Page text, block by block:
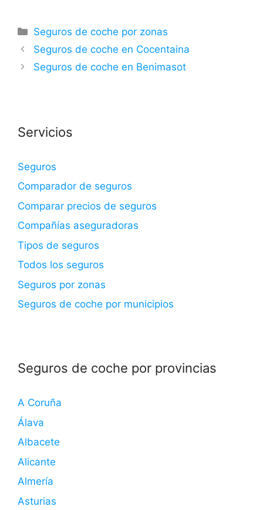
Categorías
Seguros de coche por zonas
Seguros de coche en Cocentaina
Seguros de coche en Benimasot
Servicios
Seguros
Comparador de seguros
Comparar precios de seguros
Compañías aseguradoras
Tipos de seguros
Todos los seguros
Seguros por zonas
Seguros de coche por municipios
Seguros de coche por provincias
A Coruña
Álava
Albacete
Alicante
Almería
Asturias